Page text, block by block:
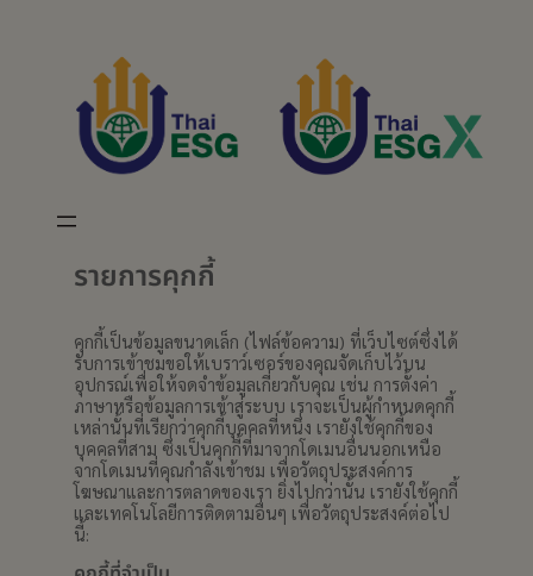
content
รายการคุกกี้
คุกกี้เป็นข้อมูลขนาดเล็ก (ไฟล์ข้อความ) ที่เว็บไซต์ซึ่งได้
รับการเข้าชมขอให้เบราว์เซอร์ของคุณจัดเก็บไว้บน
อุปกรณ์เพื่อให้จดจำข้อมูลเกี่ยวกับคุณ เช่น การตั้งค่า
ภาษาหรือข้อมูลการเข้าสู่ระบบ เราจะเป็นผู้กำหนดคุกกี้
เหล่านั้นที่เรียกว่าคุกกี้บุคคลที่หนึ่ง เรายังใช้คุกกี้ของ
บุคคลที่สาม ซึ่งเป็นคุกกี้ที่มาจากโดเมนอื่นนอกเหนือ
จากโดเมนที่คุณกำลังเข้าชม เพื่อวัตถุประสงค์การ
โฆษณาและการตลาดของเรา ยิ่งไปกว่านั้น เรายังใช้คุกกี้
และเทคโนโลยีการติดตามอื่นๆ เพื่อวัตถุประสงค์ต่อไป
นี้: